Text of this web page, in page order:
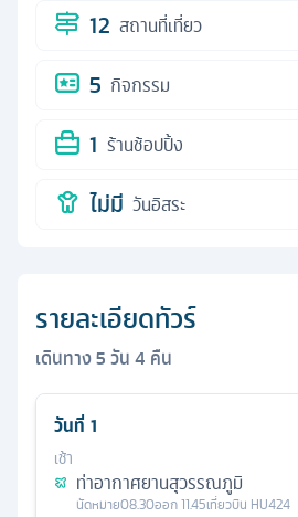
12 สถานที่เที่ยว
5 กิจกรรม
1 ร้านช้อปปิ้ง
ไม่มี วันอิสระ
รายละเอียดทัวร์
เดินทาง5วัน4 คืน
วันที่ 1
เช้า
ท่าอากาศยานสุวรรณภูมิ
นัดหมาย08.30ออก11.45เที่ยวบิน HU424